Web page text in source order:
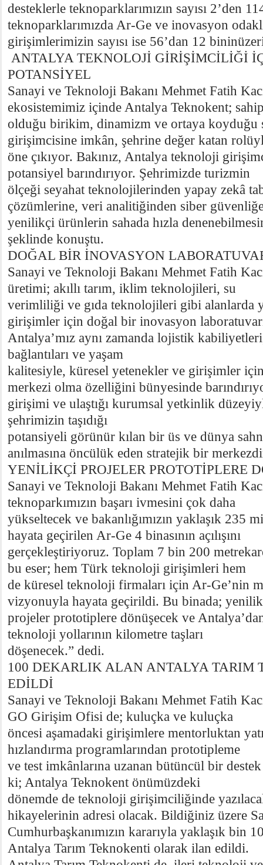
desteklerle teknoparklarımızın sayısı 2’den
teknoparklarımızda Ar-Ge ve inovasyon
girişimlerimizin sayısı ise 56’dan 12
ANTALYA TEKNOLOJİ GİRİŞİMCİLİĞİ
POTANSİYEL
Sanayi ve Teknoloji Bakanı Mehmet Fatih
ekosistemimiz içinde Antalya Teknokent;
olduğu birikim, dinamizm ve ortaya koyduğu
girişimcisine imkân, şehrine değer katan
öne çıkıyor. Bakınız, Antalya teknoloji
potansiyel barındırıyor. Şehrimizde turizmin
ölçeği seyahat teknolojilerinden yapay zekâ
çözümlerine, veri analitiğinden siber
yenilikçi ürünlerin sahada hızla
şeklinde konuştu.
DOĞAL BİR İNOVASYON
Sanayi ve Teknoloji Bakanı Mehmet Fatih
üretimi; akıllı tarım, iklim teknolojileri, su
verimliliği ve gıda teknolojileri gibi alanlarda
girişimler için doğal bir inovasyon
Antalya’mız aynı zamanda lojistik
bağlantıları ve yaşam
kalitesiyle, küresel yetenekler ve girişimler
merkezi olma özelliğini bünyesinde
girişimi ve ulaştığı kurumsal yetkinlik
şehrimizin taşıdığı
potansiyeli görünür kılan bir üs ve dünya
anılmasına öncülük eden stratejik bir
YENİLİKÇİ PROJELER PROTOTİPLERE
Sanayi ve Teknoloji Bakanı Mehmet Fatih
teknoparkımızın başarı ivmesini çok daha
yükseltecek ve bakanlığımızın yaklaşık 235
hayata geçirilen Ar-Ge 4 binasının açılışını
gerçekleştiriyoruz. Toplam 7 bin 200
bu eser; hem Türk teknoloji girişimleri hem
de küresel teknoloji firmaları için Ar-Ge’nin
vizyonuyla hayata geçirildi. Bu binada;
projeler prototiplere dönüşecek ve
teknoloji yollarının kilometre taşları
döşenecek.” dedi.
100 DEKARLIK ALAN ANTALYA TARIM
EDİLDİ
Sanayi ve Teknoloji Bakanı Mehmet Fatih
GO Girişim Ofisi de; kuluçka ve kuluçka
öncesi aşamadaki girişimlere mentorluktan
hızlandırma programlarından prototipleme
ve test imkânlarına uzanan bütüncül bir
ki; Antalya Teknokent önümüzdeki
dönemde de teknoloji girişimciliğinde
hikayelerinin adresi olacak. Bildiğiniz üzere
Cumhurbaşkanımızın kararıyla yaklaşık bin
Antalya Tarım Teknokenti olarak ilan edildi.